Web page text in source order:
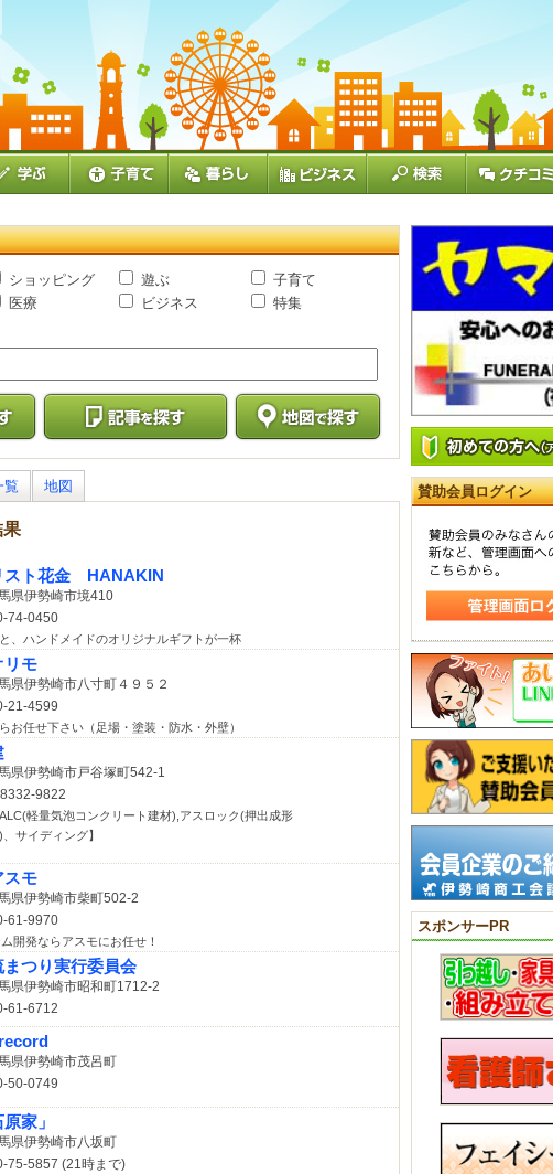
ショッピング 遊ぶ
子育て
医療 ビジネス
特集
覧 地図
果
スト花金 HANAKIN
県伊勢崎市境410
74-0450
、ハンドメイドのオリジナルギフトが一杯
リモ
県伊勢崎市八寸町４９５２
21-4599
お任せ下さい（足場・塗装・防水・外壁）
県伊勢崎市戸谷塚町542-1
9822
軽量気泡コンクリート建材),アスロック(押出成形
サイディング】
スモ
県伊勢崎市柴町502-2
61-9970
開発ならアスモにお任せ！
まつり実行委員会
県伊勢崎市昭和町1712-2
61-6712
県伊勢崎市茂呂町
50-0749
家」
県伊勢崎市八坂町
75-5857 (21時まで)
賛助会員ログイン
スポンサーPR